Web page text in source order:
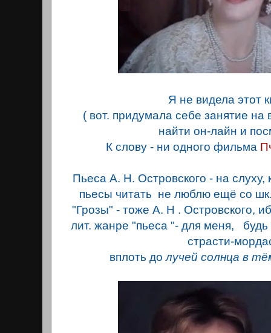
Я не видела этот
( вот. придумала себе занятие
найти он-лайн и
К слову - ни одного фильма
Пьеса А. Н. Островского - на слуху,
пьесы читать не люблю ещё со
"Грозы" - тоже A. Н . Островского,
лит. жанре "пьеса "- для меня,
страсти-
вплоть долучей солнца в